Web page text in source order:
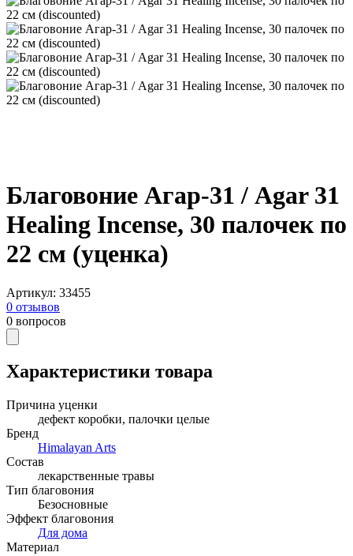
Благовоние Агар-31 / Agar 31
Healing Incense, 30 палочек по
22 см (уценка)
Артикул: 33455
0 отзывов
0 вопросов
Характеристики товара
Причина уценки
дефект коробки, палочки целые
Бренд
Himalayan Arts
Состав
лекарственные травы
Тип благовония
Безосновные
Эффект благовония
Для дома
Материал